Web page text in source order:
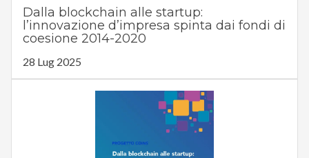
Dalla blockchain alle startup:
l’innovazione d’impresa spinta dai fondi di
coesione 2014-2020
28 Lug 2025